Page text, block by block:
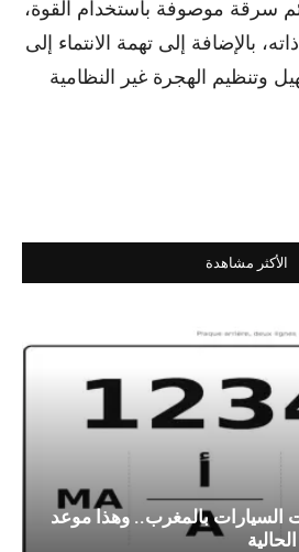
سرقة موصوفة باستخدام القوة،
بالإضافة إلى تهمة الانتماء إلى
وتنظيم الهجرة غير النظامية
الأكثر مشاهدة
السيارات بالمغرب.. وهذا موعد